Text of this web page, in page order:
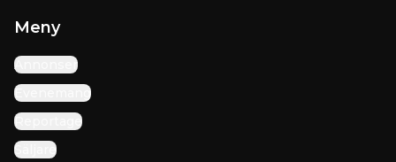
Meny
Annonser
Evenemang
Reportage
Säljare